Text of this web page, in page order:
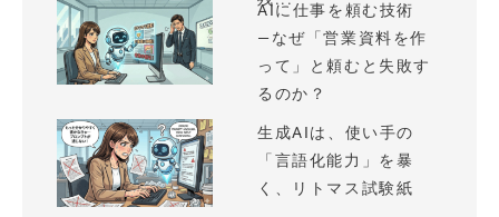
AIに仕事を頼む技術
—なぜ「営業資料を作
って」と頼むと失敗す
るのか？
生成AIは、使い手の
「言語化能力」を暴
く、リトマス試験紙